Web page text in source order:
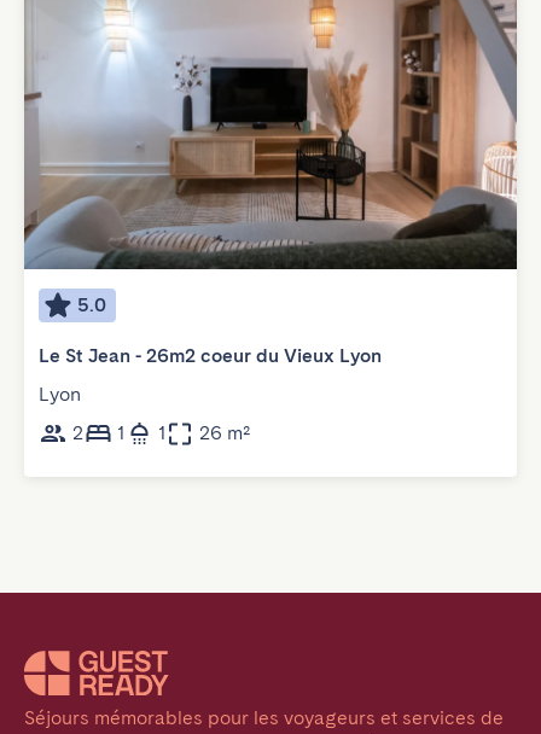
5.0
Le St Jean - 26m2 coeur du Vieux Lyon
Lyon
2
1 1 26 m²
Séjours mémorables pour les voyageurs et services de